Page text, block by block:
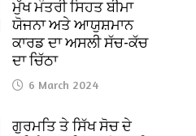
ਮੁੱਖ ਮੰਤਰੀ ਸਿਹਤ ਬੀਮਾ
ਯੋਜਨਾ ਅਤੇ ਆਯੁਸ਼ਮਾਨ
ਕਾਰਡ ਦਾ ਅਸਲੀ ਸੱਚ-ਕੱਚ
ਦਾ ਚਿੱਠਾ
6 March 2024
ਗੁਰਮਤਿ ਤੇ ਸਿੱਖ ਸੋਚ ਦੇ